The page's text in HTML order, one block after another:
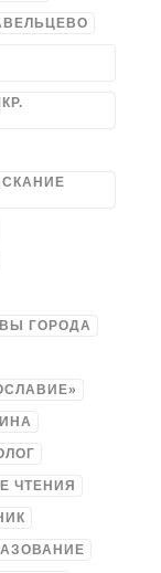
ГОРОДА
ЧТЕНИЯ